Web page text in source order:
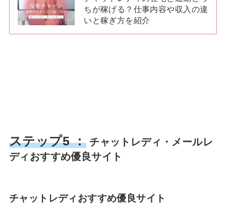
ちが稼げる？仕事内容や収入の違
いと稼ぎ方を紹介
ステップ5 ：チャットレディ・メールレ
ディおすすめ優良サイト
チャットレディおすすめ優良サイト